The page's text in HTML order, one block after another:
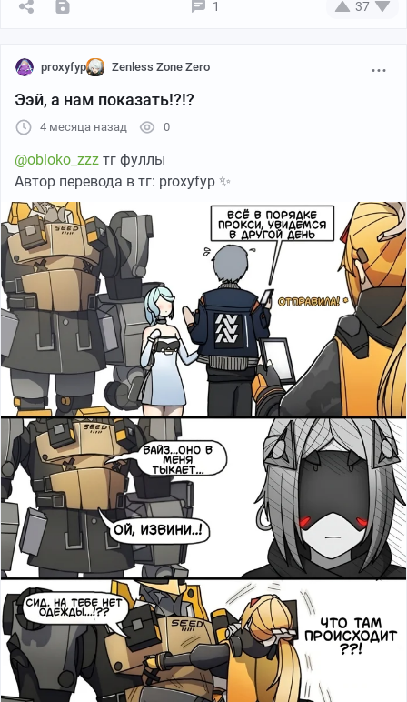
1 37
proxyfyp Zenless Zone Zero
Ээй, а нам показать!?!?
4 месяца назад 0
@obloko_zzz тг фуллы
Автор перевода в тг: proxyfyp ✨